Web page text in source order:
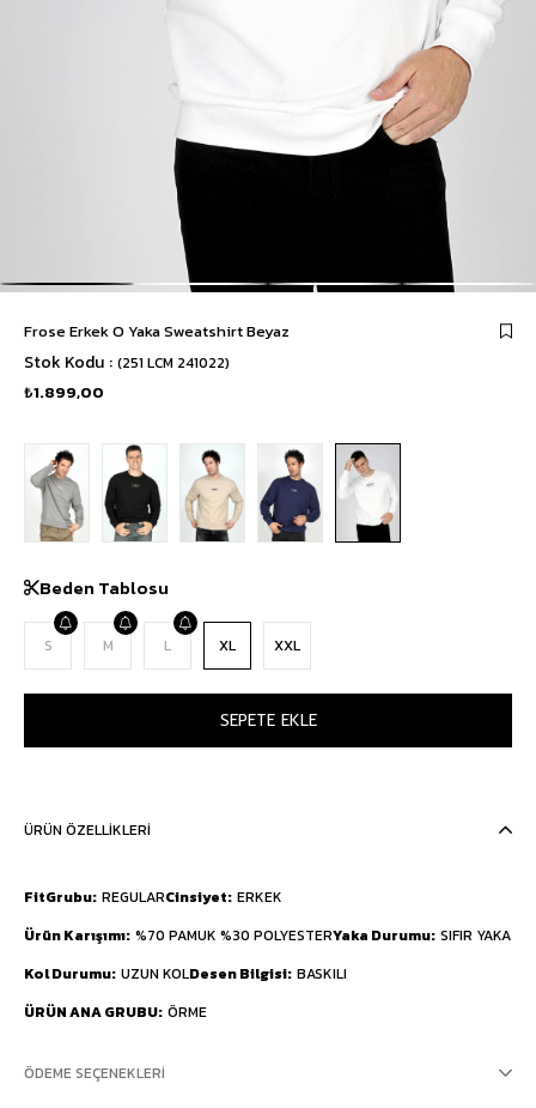
Frose Erkek O Yaka Sweatshirt Beyaz
Stok Kodu (251 LCM 241022)
₺1.899,00
Beden Tablosu
S M L XL XXL
ÜRÜN ÖZELLIKLERI
FitGrubu REGULARCinsiyet ERKEK
Ürün Karışımı %70 PAMUK %30 POLYESTERYaka Durumu SIFIR YAKA
Kol Durumu UZUN KOLDesen Bilgisi BASKILI
ÜRÜN ANA GRUBU ÖRME
ÖDEME SEÇENEKLERI